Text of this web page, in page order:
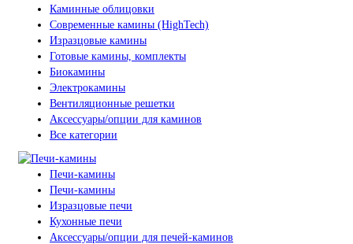
Каминные облицовки
Современные камины (HighTech)
Изразцовые камины
Готовые камины, комплекты
Биокамины
Электрокамины
Вентиляционные решетки
Аксессуары/опции для каминов
Все категории
Печи-камины
Печи-камины
Изразцовые печи
Кухонные печи
Аксессуары/опции для печей-каминов